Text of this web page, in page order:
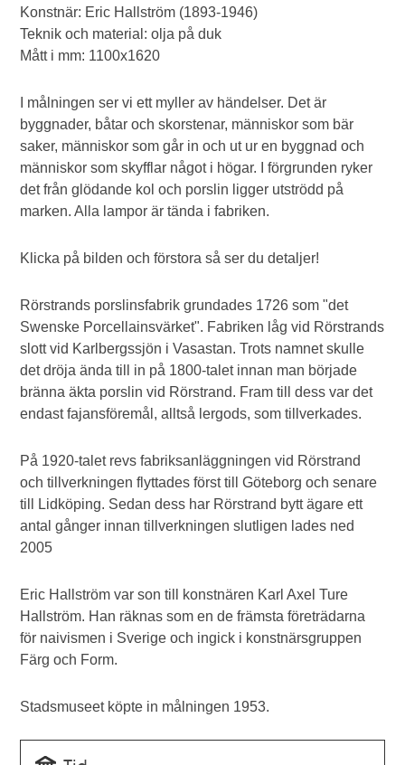
Konstnär: Eric Hallström (1893-1946)
Teknik och material: olja på duk
Mått i mm: 1100x1620
I målningen ser vi ett myller av händelser. Det är
byggnader, båtar och skorstenar, människor som bär
saker, människor som går in och ut ur en byggnad och
människor som skyfflar något i högar. I förgrunden ryker
det från glödande kol och porslin ligger utströdd på
marken. Alla lampor är tända i fabriken.
Klicka på bilden och förstora så ser du detaljer!
Rörstrands porslinsfabrik grundades 1726 som "det
Swenske Porcellainsvärket". Fabriken låg vid Rörstrands
slott vid Karlbergssjön i Vasastan. Trots namnet skulle
det dröja ända till in på 1800-talet innan man började
bränna äkta porslin vid Rörstrand. Fram till dess var det
endast fajansföremål, alltså lergods, som tillverkades.
På 1920-talet revs fabriksanläggningen vid Rörstrand
och tillverkningen flyttades först till Göteborg och senare
till Lidköping. Sedan dess har Rörstrand bytt ägare ett
antal gånger innan tillverkningen slutligen lades ned
2005
Eric Hallström var son till konstnären Karl Axel Ture
Hallström. Han räknas som en de främsta företrädarna
för naivismen i Sverige och ingick i konstnärsgruppen
Färg och Form.
Stadsmuseet köpte in målningen 1953.